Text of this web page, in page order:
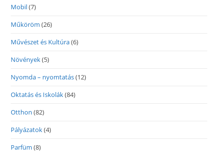
Mobil(7)
Műköröm (26)
Művészet és Kultúra(6)
Növények(5)
Nyomda – nyomtatás(12)
Oktatás és Iskolák(84)
Otthon (82)
Pályázatok(4)
Parfüm (8)